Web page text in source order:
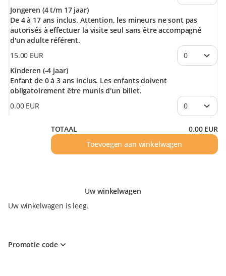
Jongeren (4 t/m 17 jaar)
De 4 à 17 ans inclus. Attention, les mineurs ne sont pas
autorisés à effectuer la visite seul sans être accompagné
d'un adulte référent.
15.00 EUR
Kinderen (-4 jaar)
Enfant de 0 à 3 ans inclus. Les enfants doivent
obligatoirement être munis d'un billet.
0.00 EUR
TOTAAL 0.00 EUR
Toevoegen aan winkelwagen
Uw winkelwagen
Uw winkelwagen is leeg.
Promotie code